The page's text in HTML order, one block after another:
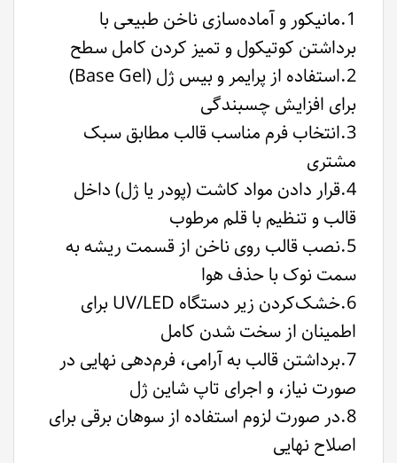
1.مانیکور و آماده‌سازی ناخن طبیعی با
برداشتن کوتیکول و تمیز کردن کامل سطح
2.استفاده از پرایمر و بیس ژل (Base Gel)
برای افزایش چسبندگی
3.انتخاب فرم مناسب قالب مطابق سبک
مشتری
4.قرار دادن مواد کاشت (پودر یا ژل) داخل
قالب و تنظیم با قلم مرطوب
5.نصب قالب روی ناخن از قسمت ریشه به
سمت نوک با حذف هوا
6.خشک‌کردن زیر دستگاه UV/LED برای
اطمینان از سخت شدن کامل
7.برداشتن قالب به آرامی، فرم‌دهی نهایی در
صورت نیاز، و اجرای تاپ شاین ژل
8.در صورت لزوم استفاده از سوهان برقی برای
اصلاح نهایی